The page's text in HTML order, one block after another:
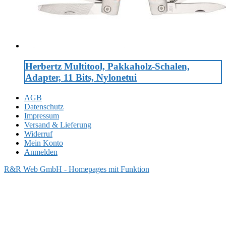
Herbertz Multitool, Pakkaholz-Schalen,
Adapter, 11 Bits, Nylonetui
AGB
Datenschutz
Impressum
Versand & Lieferung
Widerruf
Mein Konto
Anmelden
R&R Web GmbH - Homepages mit Funktion